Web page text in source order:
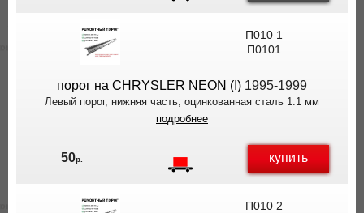
П010 1
П0101
порог на CHRYSLER NEON (I) 1995-1999
Левый порог, нижняя часть, оцинкованная сталь 1.1 мм
подробнее
50р. купить
П010 2